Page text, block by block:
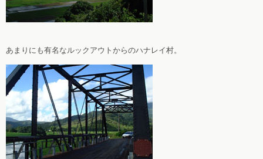
あまりにも有名なルックアウトからのハナレイ村。